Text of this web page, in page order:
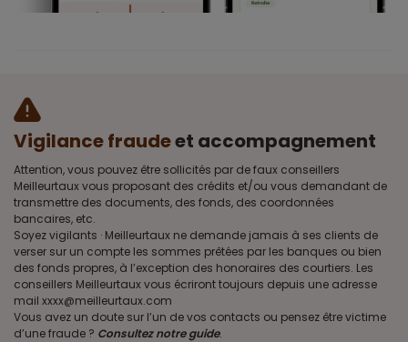
Vigilance fraudeet accompagnement
Attention, vous pouvez être sollicités par de faux conseillers
Meilleurtaux vous proposant des crédits et/ou vous demandant de
transmettre des documents, des fonds, des coordonnées
bancaires, etc.
Soyez vigilants · Meilleurtaux ne demande jamais à ses clients de
verser sur un compte les sommes prêtées par les banques ou bien
des fonds propres, à l’exception des honoraires des courtiers. Les
conseillers Meilleurtaux vous écriront toujours depuis une adresse
mail xxxx@meilleurtaux.com
Vous avez un doute sur l’un de vos contacts ou pensez être victime
d’une fraude ? Consultez notre guide.